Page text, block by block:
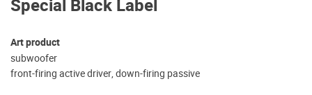
Special Black Label
Art product
subwoofer
front-firing active driver, down-firing passive